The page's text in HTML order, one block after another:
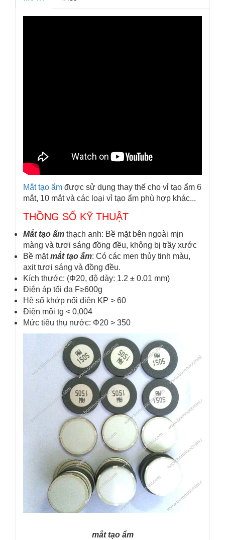
Mắt tạo ẩm được sử dụng thay thế cho vỉ tạo ẩm 6
mắt, 10 mắt và các loại vỉ tạo ẩm phù hợp khác...
THỒNG SỐ KỸ THUẬT
Mắt tạo ẩm thạch anh: Bề mặt bên ngoài mịn
màng và tươi sáng đồng đều, không bị trầy xước
Bề mặtmắt tạo ẩm: Có các men thủy tinh màu,
axit tươi sáng và đồng đều.
Kích thước: (Φ20, độ dày: 1.2 ± 0.01 mm)
Điện áp tối đa F≥600g
Hệ số khớp nối điện KP > 60
Điện môi tg < 0,004
Mức tiêu thụ nước: Φ20 > 350
mắt tạo ẩm